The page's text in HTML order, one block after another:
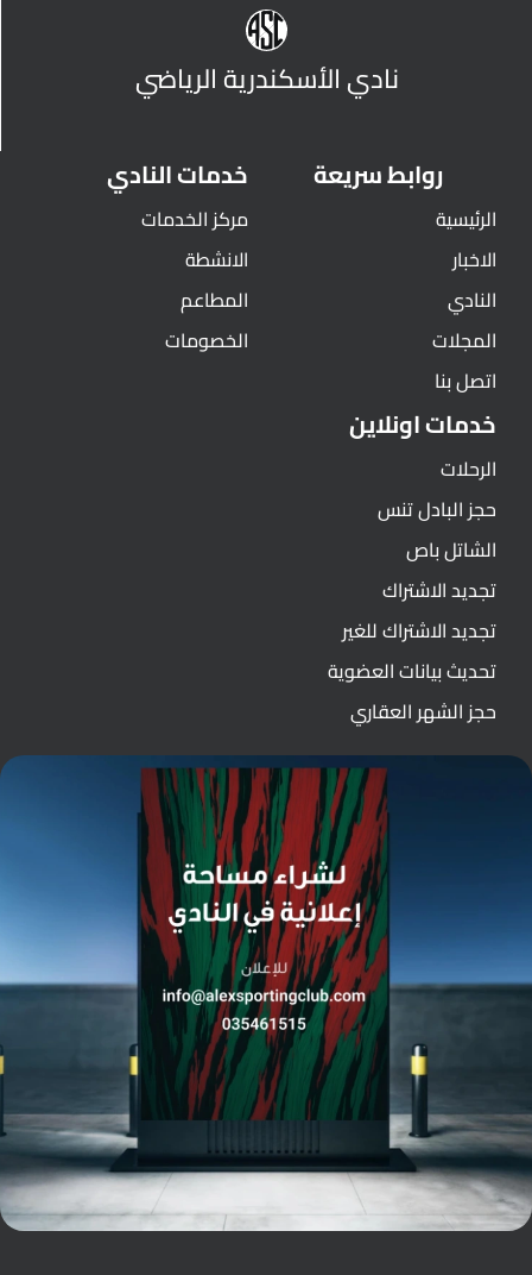
نادي الأسكندرية الرياضي
روابط سريعة
الرئيسية
الاخبار
النادي
المجلات
اتصل بنا
خدمات النادي
مركز الخدمات
الانشطة
المطاعم
الخصومات
خدمات اونلاين
الرحلات
حجز البادل تنس
الشاتل باص
تجديد الاشتراك
تجديد الاشتراك للغير
تحديث بيانات العضوية
حجز الشهر العقاري